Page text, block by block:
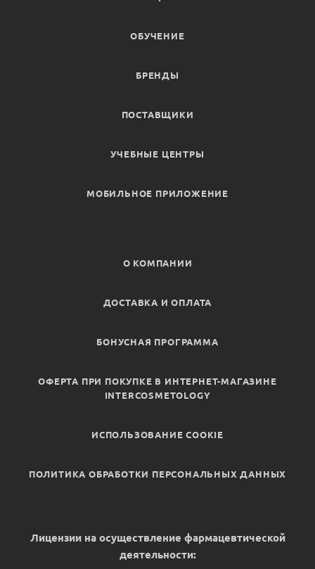
ОБУЧЕНИЕ
БРЕНДЫ
ПОСТАВЩИКИ
УЧЕБНЫЕ ЦЕНТРЫ
МОБИЛЬНОЕ ПРИЛОЖЕНИЕ
О КОМПАНИИ
ДОСТАВКА И ОПЛАТА
БОНУСНАЯ ПРОГРАММА
ОФЕРТА ПРИ ПОКУПКЕ В ИНТЕРНЕТ-МАГАЗИНЕ
INTERCOSMETOLOGY
ИСПОЛЬЗОВАНИЕ COOKIE
ПОЛИТИКА ОБРАБОТКИ ПЕРСОНАЛЬНЫХ ДАННЫХ
Лицензии на осуществление фармацевтической
деятельности: